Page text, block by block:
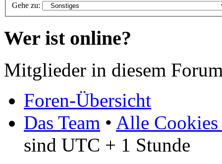
Gehe zu:
Wer ist online?
Mitglieder in diesem
Foren-Übersicht
Das Team • Alle Cookies
sind UTC + 1 Stunde